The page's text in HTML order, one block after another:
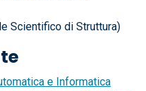
Scientifico di Struttura)
e Informatica